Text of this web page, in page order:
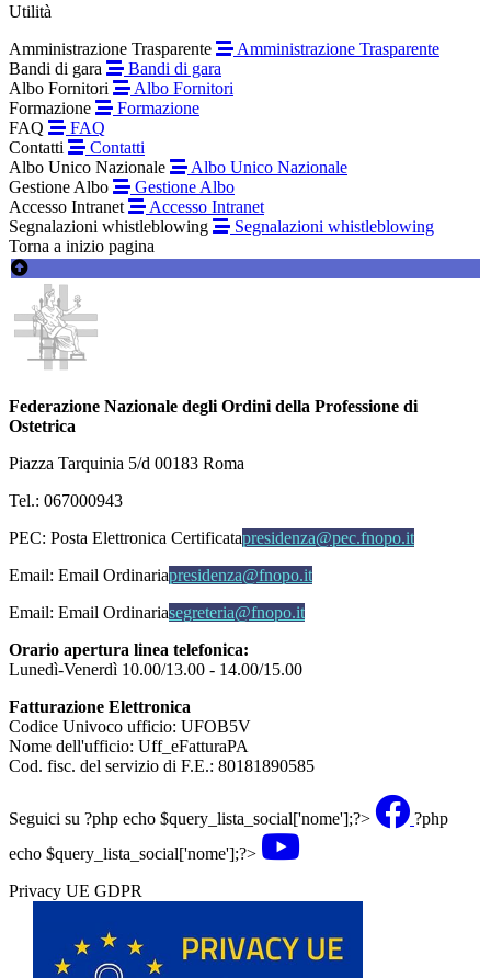
Utilità
Amministrazione Trasparente
Amministrazione Trasparente
Bandi di gara
Bandi di gara
Albo Fornitori
Albo Fornitori
Formazione
Formazione
FAQ
FAQ
Contatti
Contatti
Albo Unico Nazionale
Albo Unico Nazionale
Gestione Albo
Gestione Albo
Accesso Intranet
Accesso Intranet
Segnalazioni whistleblowing
Segnalazioni whistleblowing
Torna a inizio pagina
Federazione Nazionale degli Ordini della Professione di
Ostetrica
Piazza Tarquinia 5/d 00183 Roma
Tel.: 067000943
PEC: Posta Elettronica Certificatapresidenza@pec.fnopo.it
Email: Email Ordinariapresidenza@fnopo.it
Email: Email Ordinariasegreteria@fnopo.it
Orario apertura linea telefonica:
Lunedì-Venerdì 10.00/13.00 - 14.00/15.00
Fatturazione Elettronica
Codice Univoco ufficio: UFOB5V
Nome dell'ufficio: Uff_eFatturaPA
Cod. fisc. del servizio di F.E.: 80181890585
Seguici su ?php echo $query_lista_social['nome'];?>
?php
echo $query_lista_social['nome'];?>
Privacy UE GDPR